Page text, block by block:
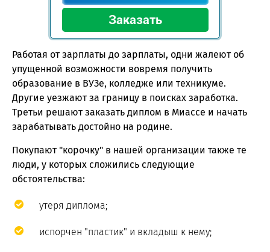
Работая от зарплаты до зарплаты, одни жалеют об
упущенной возможности вовремя получить
образование в ВУЗе, колледже или техникуме.
Другие уезжают за границу в поисках заработка.
Третьи решают заказать диплом в Миассе и начать
зарабатывать достойно на родине.
Покупают "корочку" в нашей организации также те
люди, у которых сложились следующие
обстоятельства:
утеря диплома;
испорчен "пластик" и вкладыш к нему;